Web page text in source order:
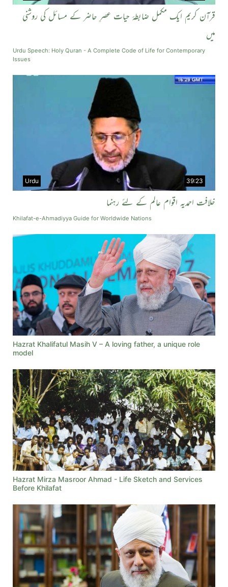
قرآن کریم ایک مکمل ضابطہٴ حیات عصرِ حاضر کے مسائل کی روشنی
میں
Urdu Speech: Holy Quran - A Complete Code of Life for Contemporary
Issues
39:23
Urdu
خلافت احمدیہ اقوام عالم کے لئے رہنما
Khilafat-e-Ahmadiyya Guide for Worldwide Nations
Hazrat Khalifatul Masih V – A loving father, a unique role
model
Hazrat Mirza Masroor Ahmad - Life Sketch and Services
Before Khilafat